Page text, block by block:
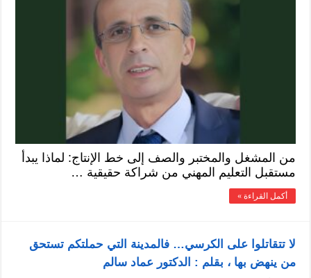
من المشغل والمختبر والصف إلى خط الإنتاج: لماذا يبدأ
مستقبل التعليم المهني من شراكة حقيقية …
أكمل القراءة »
لا تتقاتلوا على الكرسي… فالمدينة التي حملتكم تستحق
من ينهض بها ، بقلم : الدكتور عماد سالم